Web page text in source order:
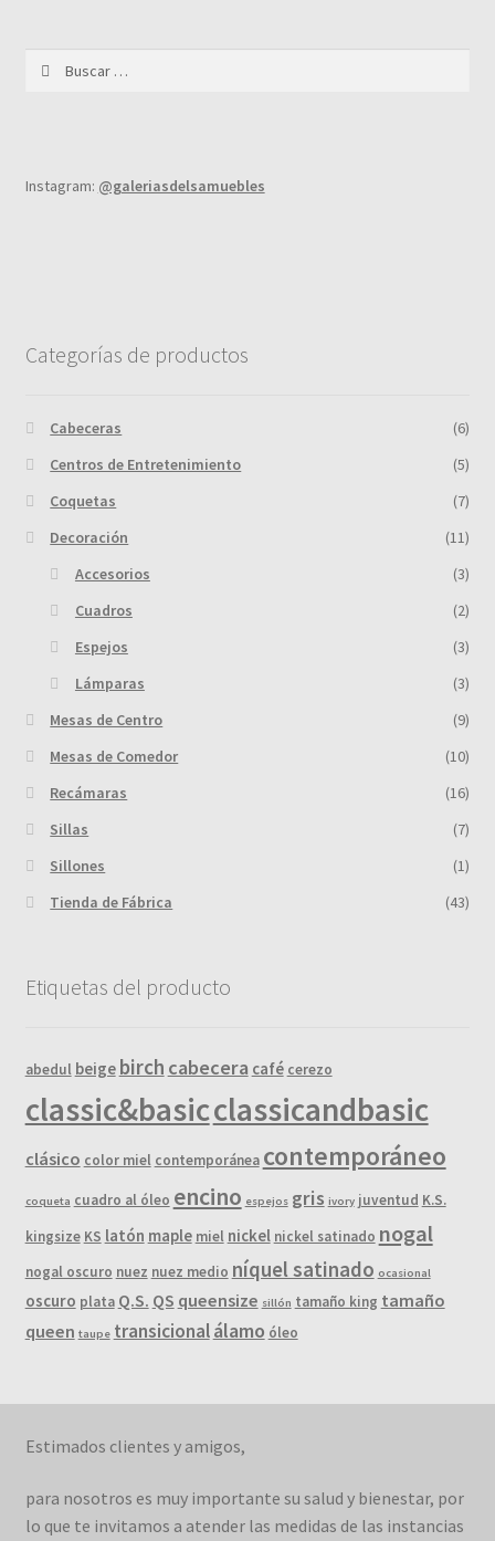
Instagram: @galeriasdelsamuebles
Categorías de productos
Cabeceras
(6)
Centros de Entretenimiento
(5)
Coquetas
(7)
Decoración
(11)
Accesorios
(3)
Cuadros
(2)
Espejos
(3)
Lámparas
(3)
Mesas de Centro
(9)
Mesas de Comedor
(10)
Recámaras
(16)
Sillas
(7)
Sillones
(1)
Tienda de Fábrica
(43)
Etiquetas del producto
abedul beige birch cabecera café cerezo
classic&basicclassicandbasic
clásico color miel contemporánea contemporáneo
coqueta cuadro al óleo encino espejos gris ivory juventud K.S.
kingsize KS latón maple miel nickel nickel satinado nogal
nogal oscuro nuez nuez medio níquel satinado ocasional
oscuro plata Q.S. QS queensize sillón tamaño king tamaño
queen taupe transicionalálamo óleo
Estimados clientes y amigos,
para nosotros es muy importante su salud y bienestar, por
lo que te invitamos a atender las medidas de las instancias